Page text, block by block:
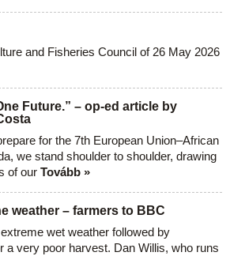
and Fisheries Council of 26 May 2026
Future.” – op-ed article by
for the 7th European Union–African
we stand shoulder to shoulder, drawing
of our Tovább »
weather – farmers to BBC
wet weather followed by
a very poor harvest. Dan Willis, who runs